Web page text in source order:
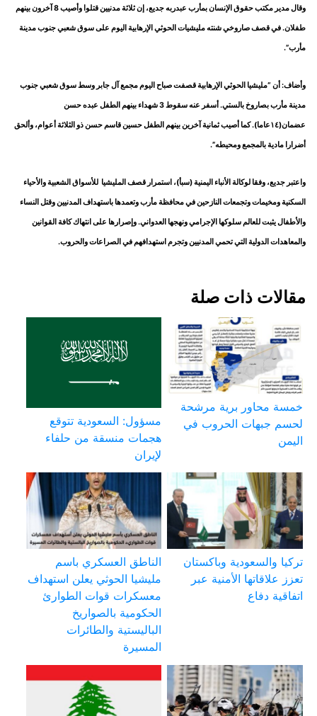
وقال مدير مكتب حقوق الإنسان بمأرب عبدربه جديع، إن ثلاثة مدنيين قتلوا وأصيب 8 آخرون بينهم
طفلان. في قصف صاروخي شنته مليشيات الحوثي الإرهابية اليوم على سوق شعبي جنوب مدينة
مأرب”.
وأضاف: أن “مليشيا الحوثي الإرهابية قصفت صباح اليوم مجمع آل جابر وسط سوق شعبي جنوب
مدينة مأرب بصاروخ بالستي. أسفر عنه سقوط 3 شهداء بينهم الطفل عبده حسن
عضمان(١٤عاما). كما أصيب ثمانية آخرين بينهم الطفل حسين قاسم حسن ذو الثلاثة أعوام، وألحق
أضرارا مادية بالمجمع ومحيطه”.
واعتبر جديع، وفقا لوكالة الأنباء اليمنية (سبأ)، استمرار قصف المليشيا للأسواق الشعبية والأحياء
السكنية ومخيمات وتجمعات النازحين في محافظة مأرب وتعمدها باستهداف المدنيين وقتل النساء
والأطفال يثبت للعالم سلوكها الإجرامي ونهجها العدواني. وإصرارها على انتهاك كافة القوانين
والمعاهدات الدولية التي تحمي المدنيين وتجرم استهدافهم في الصراعات والحروب.
مقالات ذات صلة
خمسة محاور برية مرشحة
لحسم جبهات الحروب في
اليمن
مسؤول: السعودية تتوقع
هجمات منسقة من حلفاء
لإيران
تركيا والسعودية وباكستان
تعزز علاقاتها الأمنية عبر
اتفاقية دفاع
الناطق العسكري باسم
مليشيا الحوثي يعلن استهداف
معسكرات قوات الطوارئ
الحكومية بالصواريخ
الباليستية والطائرات
المسيرة